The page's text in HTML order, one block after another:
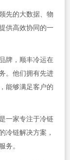
先的大数据、物
供高效协同的一
牌，顺丰冷运在
。他们拥有先进
能够满足客户的
一家专注于冷链
冷链解决方案，
务。